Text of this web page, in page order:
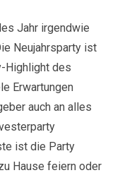
Jahr irgendwie
Neujahrsparty ist
Highlight des
Erwartungen
auch an alles
ist die Party
Hause feiern oder